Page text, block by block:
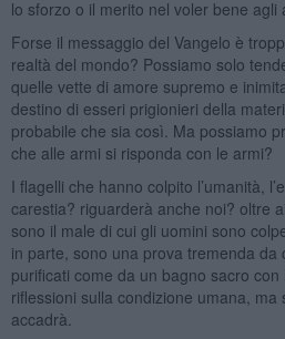
lo sforzo o il merito nel voler bene agli
Forse il messaggio del Vangelo è
realtà del mondo? Possiamo solo
quelle vette di amore supremo e
destino di esseri prigionieri della
probabile che sia così. Ma possiamo
che alle armi si risponda con le armi?
I flagelli che hanno colpito l’umanità,
carestia? riguarderà anche noi? oltre
sono il male di cui gli uomini sono
in parte, sono una prova tremenda da
purificati come da un bagno sacro
riflessioni sulla condizione umana, ma
accadrà.